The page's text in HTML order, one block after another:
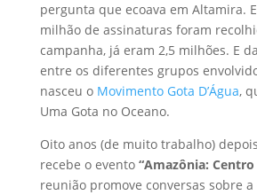
pergunta que ecoava em Altamira.
milhão de assinaturas foram
campanha, já eram 2,5 milhões. E
entre os diferentes grupos
nasceu o Movimento Gota D’Água,
Uma Gota no Oceano.
Oito anos (de muito trabalho)
recebe o evento“Amazônia:
reunião promove conversas sobre